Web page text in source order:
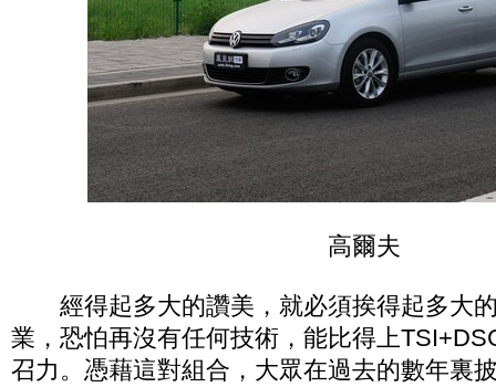
高爾夫
經得起多大的讚美，就必須挨得起多大
業，恐怕再沒有任何技術，能比得上
召力。憑藉這對組合，大眾在過去的數年裏